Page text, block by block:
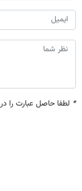
* لطفا حاصل عبارت را